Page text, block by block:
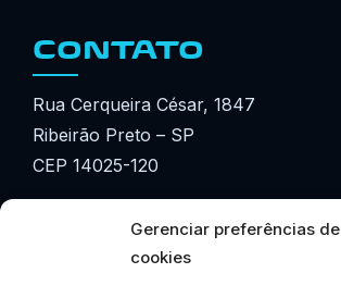
Gerenciar preferências de
cookies
CONTATO
Rua Cerqueira César, 1847
Ribeirão Preto – SP
CEP 14025-120
☎ (16) 3615-3601
☎ (16) 3877-3601